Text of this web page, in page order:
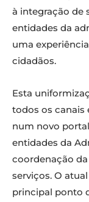
à integração de
entidades da
uma
cidadãos.
Esta
todos os canais
num novo
entidades da
coordenação
serviços. O atual
principal ponto